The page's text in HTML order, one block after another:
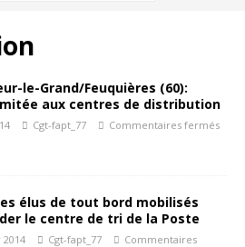
le-Grand/Feuquières (60):
aux centres de distribution
Cgt-fapt_77 Commentaires fermés
élus de tout bord mobilisés
le centre de tri de la Poste
Cgt-fapt_77
Commentaires